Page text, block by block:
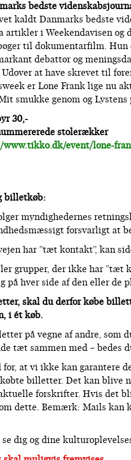
bedste
kaldt Danmarks bedste
artikler i Weekendavisen og
til dokumentarfilm.
debattør og
at have skrevet til
er Lone Frank lige nu
smukke genom og Lystens
30,-
stolerækker
event/lone-
billetkøb:
myndighedernes
forsvarligt at
har ”tæt kontakt”, kan
grupper, der ikke har ”tæt
på hver side af den eller de
skal du derfor købe
i ét køb.
på vegne af andre, som
tæt sammen med – bedes
at vi ikke kan garantere
billetter. Det kan blive
forskrifter. Hvis det
dette. Bemærk: Mails kan
dig og dine